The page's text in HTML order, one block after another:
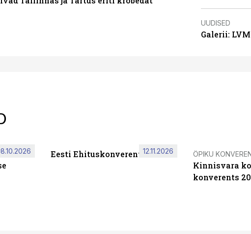
UUDISED
Galerii:
Eesti Ehituskonverents 2026
12.11.2026 ÖPIKU
Kinnisvara
konverents